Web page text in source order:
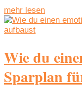
mehr lesen
Wie du
Sparplan